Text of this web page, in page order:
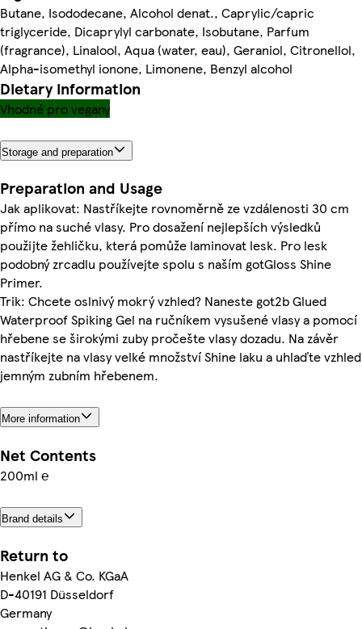
Butane, Isododecane, Alcohol denat., Caprylic/capric
triglyceride, Dicaprylyl carbonate, Isobutane, Parfum
(fragrance), Linalool, Aqua (water, eau), Geraniol, Citronellol,
Alpha-isomethyl ionone, Limonene, Benzyl alcohol
Dietary information
Vhodné pro vegany
Storage and preparation
Preparation and Usage
Jak aplikovat: Nastříkejte rovnoměrně ze vzdálenosti 30 cm
přímo na suché vlasy. Pro dosažení nejlepších výsledků
použijte žehličku, která pomůže laminovat lesk. Pro lesk
podobný zrcadlu používejte spolu s naším gotGloss Shine
Primer.
Trik: Chcete oslnivý mokrý vzhled? Naneste got2b Glued
Waterproof Spiking Gel na ručníkem vysušené vlasy a pomocí
hřebene se širokými zuby pročešte vlasy dozadu. Na závěr
nastříkejte na vlasy velké množství Shine laku a uhlaďte vzhled
jemným zubním hřebenem.
More information
Net Contents
200ml ℮
Brand details
Return to
Henkel AG & Co. KGaA
D-40191 Düsseldorf
Germany